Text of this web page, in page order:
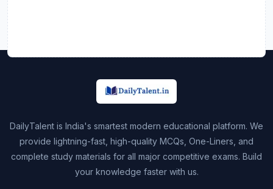
DailyTalent is India's smartest modern educational platform. We
provide lightning-fast, high-quality MCQs, One-Liners, and
complete study materials for all major competitive exams. Build
your knowledge faster with us.